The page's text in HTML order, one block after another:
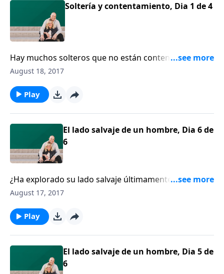
Soltería y contentamiento, Dia 1 de 4
Hay muchos solteros que no están contentos con
serlo y piensan que tal vez el matrimonio sería la
consejero, Clarence Shuler, les motiva a que
abandonen esa idea.
August 18, 2017
Play
El lado salvaje de un hombre, Dia 6 de
6
¿Ha explorado su lado salvaje últimamente? Si es
como la mayoría de hombres, debe estar
alguna. El escritor y orador Stephen Mansfield
instruye a las mamás para que puedan relacionarse
August 17, 2017
Play
El lado salvaje de un hombre, Dia 5 de
6